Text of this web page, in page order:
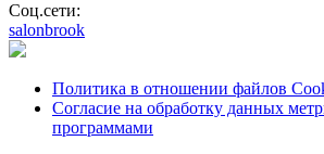
Соц.сети:
salonbrook
Политика в отношении файлов
Согласие на обработку данных
программами